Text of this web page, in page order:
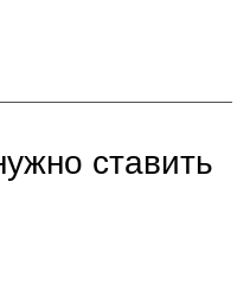
ставить